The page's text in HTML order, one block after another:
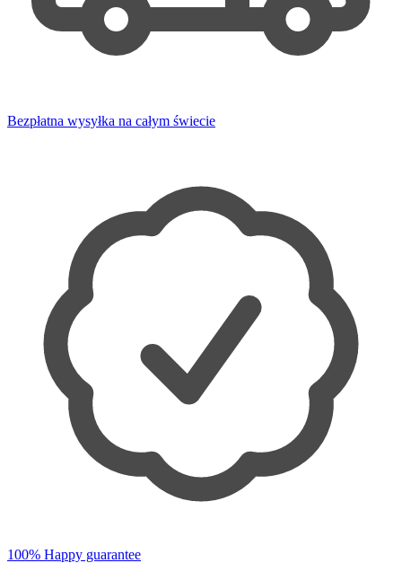
Bezpłatna wysyłka na całym świecie
100% Happy guarantee